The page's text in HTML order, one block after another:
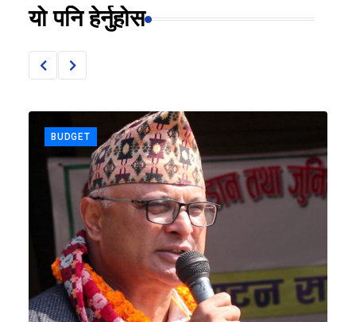
यो पनि हेर्नुहोस
BUDGET